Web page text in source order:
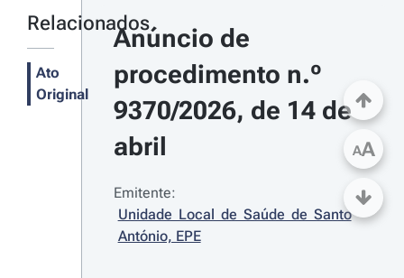
Relacionados
Ato
Original
Anúncio de
procedimento n.º
9370/2026, de 14 de
abril
Emitente:
Unidade Local de Saúde de Santo
António, EPE
AA